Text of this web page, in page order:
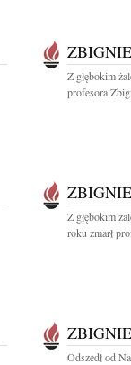
Z głębokim
profesora
Z głębokim
roku zmarł
Odszedł od